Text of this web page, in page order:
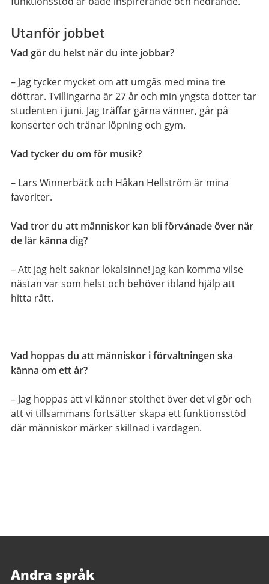
Utanför jobbet
Vad gör du helst när du inte jobbar?
– Jag tycker mycket om att umgås med mina tre
döttrar. Tvillingarna är 27 år och min yngsta dotter tar
studenten i juni. Jag träffar gärna vänner, går på
konserter och tränar löpning och gym.
Vad tycker du om för musik?
– Lars Winnerbäck och Håkan Hellström är mina
favoriter.
Vad tror du att människor kan bli förvånade över när
de lär känna dig?
– Att jag helt saknar lokalsinne! Jag kan komma vilse
nästan var som helst och behöver ibland hjälp att
hitta rätt.
Vad hoppas du att människor i förvaltningen ska
känna om ett år?
– Jag hoppas att vi känner stolthet över det vi gör och
att vi tillsammans fortsätter skapa ett funktionsstöd
där människor märker skillnad i vardagen.
Andra språk